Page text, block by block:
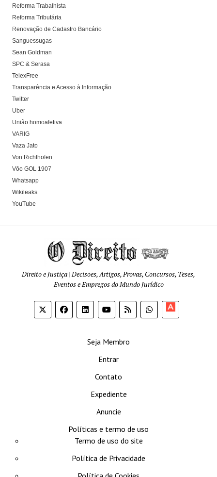
Reforma Trabalhista
Reforma Tributária
Renovação de Cadastro Bancário
Sanguessugas
Sean Goldman
SPC & Serasa
TelexFree
Transparência e Acesso à Informação
Twitter
Uber
União homoafetiva
VARIG
Vaza Jato
Von Richthofen
Vôo GOL 1907
Whatsapp
Wikileaks
YouTube
Direito e Justiça | Decisões, Artigos, Provas, Concursos, Teses,
Eventos e Empregos do Mundo Jurídico
Seja Membro
Entrar
Contato
Expediente
Anuncie
Políticas e termo de uso
Termo de uso do site
Política de Privacidade